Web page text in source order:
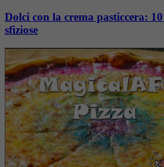
Dolci con la crema pasticcera:
sfiziose